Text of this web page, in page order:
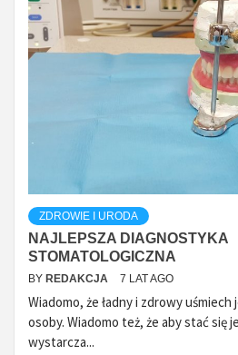
ZDROWIE I URODA
NAJLEPSZA DIAGNOSTYKA
STOMATOLOGICZNA
BY REDAKCJA 7 LAT AGO
Wiadomo, że ładny i zdrowy
osoby. Wiadomo też, że aby stać się
wystarcza...